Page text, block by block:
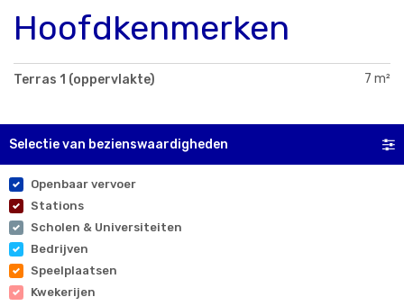
Hoofdkenmerken
Terras 1 (oppervlakte) 7 m²
Selectie van bezienswaardigheden
Openbaar vervoer
Stations
Scholen & Universiteiten
Bedrijven
Speelplaatsen
Kwekerijen